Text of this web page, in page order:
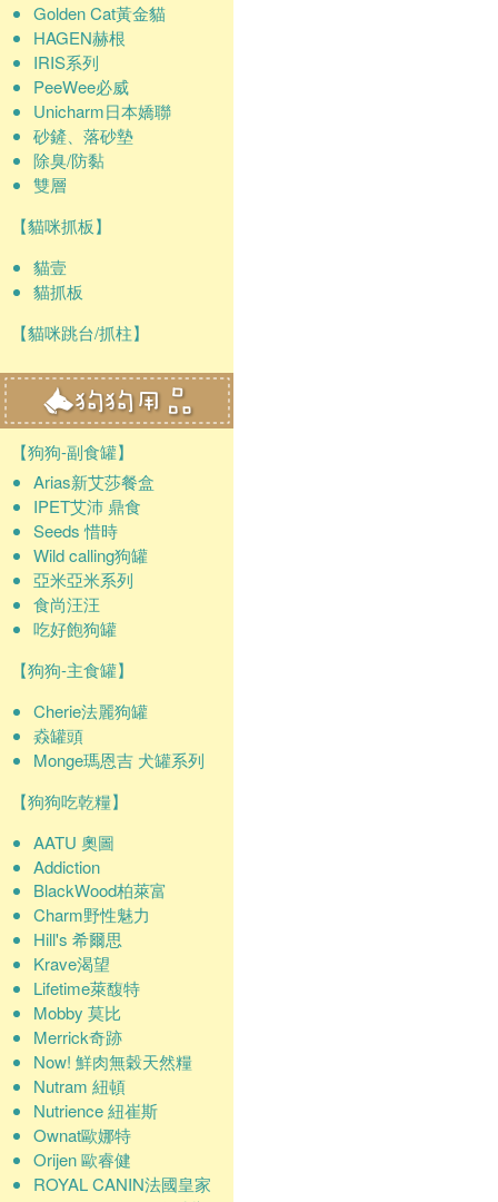
Golden Cat黃金貓
HAGEN赫根
IRIS系列
PeeWee必威
Unicharm日本嬌聯
砂鏟、落砂墊
除臭/防黏
雙層
【貓咪抓板】
貓壹
貓抓板
【貓咪跳台/抓柱】
【狗狗-副食罐】
Arias新艾莎餐盒
IPET艾沛 鼎食
Seeds 惜時
Wild calling狗罐
亞米亞米系列
食尚汪汪
吃好飽狗罐
【狗狗-主食罐】
Cherie法麗狗罐
猋罐頭
Monge瑪恩吉 犬罐系列
【狗狗吃乾糧】
AATU 奧圖
Addiction
BlackWood柏萊富
Charm野性魅力
Hill's 希爾思
Krave渴望
Lifetime萊馥特
Mobby 莫比
Merrick奇跡
Now! 鮮肉無穀天然糧
Nutram 紐頓
Nutrience 紐崔斯
Ownat歐娜特
Orijen 歐睿健
ROYAL CANIN法國皇家